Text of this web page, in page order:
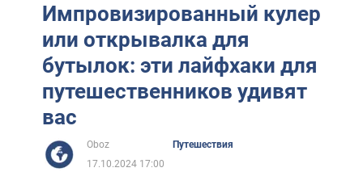
Импровизированный кулер
или открывалка для
бутылок: эти лайфхаки для
путешественников удивят
вас
Oboz
Путешествия
17.10.2024 17:00